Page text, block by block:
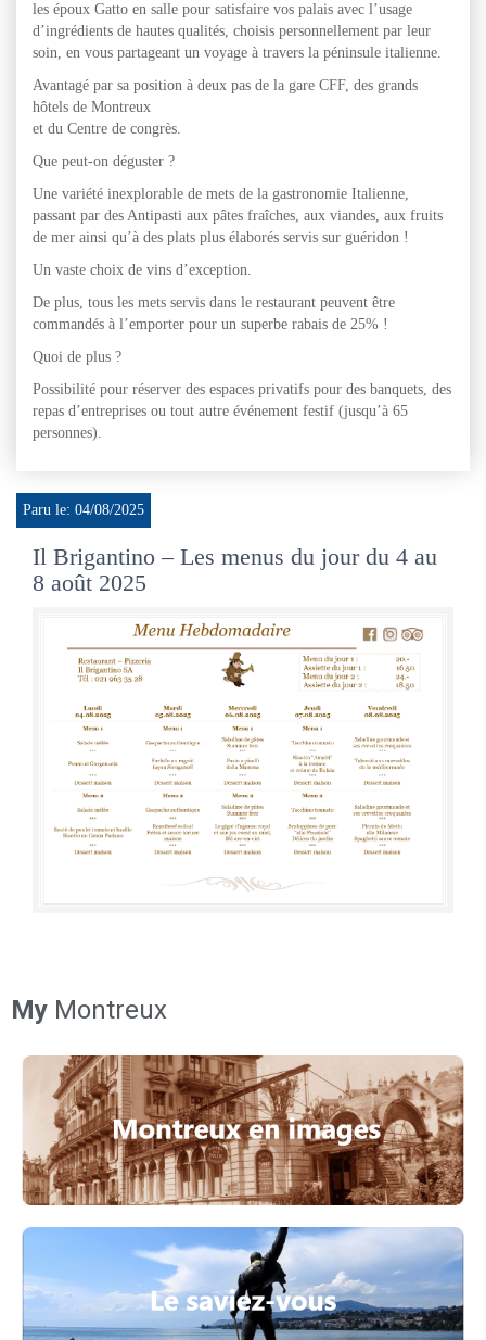
les époux Gatto en salle pour satisfaire vos palais avec l’usage
d’ingrédients de hautes qualités, choisis personnellement par leur
soin, en vous partageant un voyage à travers la péninsule italienne.
Avantagé par sa position à deux pas de la gare CFF, des grands
hôtels de Montreux
et du Centre de congrès.
Que peut-on déguster ?
Une variété inexplorable de mets de la gastronomie Italienne,
passant par des Antipasti aux pâtes fraîches, aux viandes, aux fruits
de mer ainsi qu’à des plats plus élaborés servis sur guéridon !
Un vaste choix de vins d’exception.
De plus, tous les mets servis dans le restaurant peuvent être
commandés à l’emporter pour un superbe rabais de 25% !
Quoi de plus ?
Possibilité pour réserver des espaces privatifs pour des banquets, des
repas d’entreprises ou tout autre événement festif (jusqu’à 65
personnes).
Paru le: 04/08/2025
Il Brigantino – Les menus du jour du 4 au
8 août 2025
My Montreux